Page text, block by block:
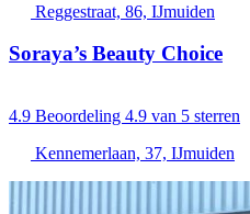
Reggestraat, 86, IJmuiden
Soraya’s Beauty Choice
4.9 Beoordeling 4.9 van 5 sterren
Kennemerlaan, 37, IJmuiden